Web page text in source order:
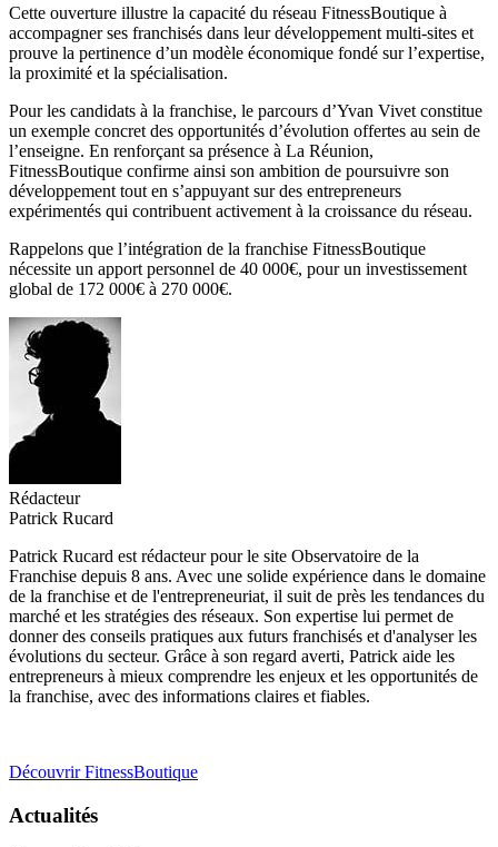
Cette ouverture illustre la capacité du réseau FitnessBoutique à
accompagner ses franchisés dans leur développement multi-sites et
prouve la pertinence d’un modèle économique fondé sur l’expertise,
la proximité et la spécialisation.
Pour les candidats à la franchise, le parcours d’Yvan Vivet constitue
un exemple concret des opportunités d’évolution offertes au sein de
l’enseigne. En renforçant sa présence à La Réunion,
FitnessBoutique confirme ainsi son ambition de poursuivre son
développement tout en s’appuyant sur des entrepreneurs
expérimentés qui contribuent activement à la croissance du réseau.
Rappelons que l’intégration de la franchise FitnessBoutique
nécessite un apport personnel de 40 000€, pour un investissement
global de 172 000€ à 270 000€.
Rédacteur
Patrick Rucard
Patrick Rucard est rédacteur pour le site Observatoire de la
Franchise depuis 8 ans. Avec une solide expérience dans le domaine
de la franchise et de l'entrepreneuriat, il suit de près les tendances du
marché et les stratégies des réseaux. Son expertise lui permet de
donner des conseils pratiques aux futurs franchisés et d'analyser les
évolutions du secteur. Grâce à son regard averti, Patrick aide les
entrepreneurs à mieux comprendre les enjeux et les opportunités de
la franchise, avec des informations claires et fiables.
Découvrir FitnessBoutique
Actualités